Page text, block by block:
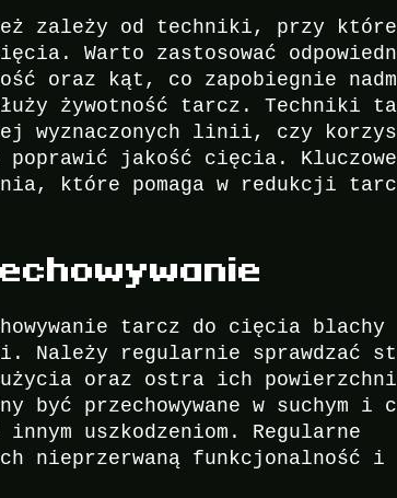
zależy od techniki, przy
Warto zastosować
oraz kąt, co zapobiegnie
żywotność tarcz. Techniki
wyznaczonych linii, czy
poprawić jakość cięcia.
które pomaga w redukcji
tarcz do cięcia blachy
Należy regularnie sprawdzać
oraz ostra ich
być przechowywane w suchym i
uszkodzeniom. Regularne
nieprzerwaną funkcjonalność i